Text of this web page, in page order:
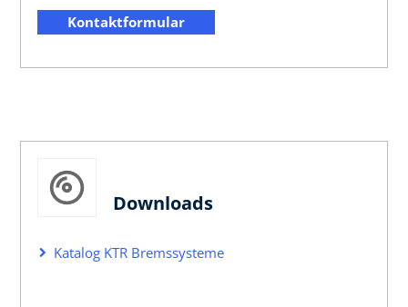
Kontaktformular
Downloads
Katalog KTR Bremssysteme